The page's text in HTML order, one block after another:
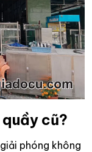
cũ?
phóng không